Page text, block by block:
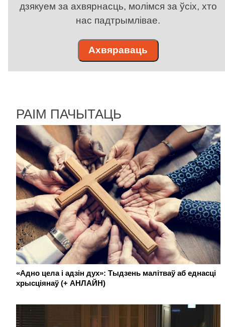
дзякуем за ахвярнасць, молімся за ўсіх, хто
нас падтрымлівае.
Ахвяраваць
РАІМ ПАЧЫТАЦЬ
«Адно цела і адзін дух»: Тыдзень малітваў аб еднасці
хрысціянаў (+ АНЛАЙН)